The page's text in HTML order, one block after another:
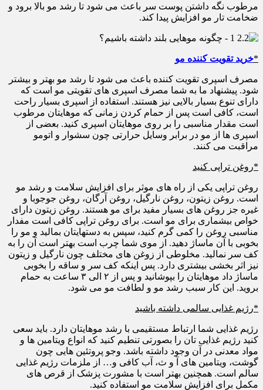
مرطوب نگه داشتن پوست سر باعث می شود تا رشد مو بالا برود و
ضخامت تار مو افزایش پیدا کند.
*خرید تقویت کننده مو
مصرف اسپری تقویت کننده باعث می شود تا رشد مو بهتر و بیشتر
شود. پیشنهاد ما به شما مصرف اسپری های تقویتی مو است که
دارای تنوع بسیار بالایی نیز هستند. استفاده از اسپری بسیار راحت
است، کافی است پس از حمام کردن زمانی که موهایتان مرطوب
است مقدار مناسبی را بر روی موهایتان اسپری کنید. بعضی از
اسپری ها از مو در برابر وسایل حرارتی چون سشوار و اتومو
مراقبت می کنند.
*روغن تراپی کنید
روغن تراپی یکی از راه های موثر برای افزایش سلامت و رشد مو
است. روغن زیتون، روغن نارگیل، روغن آرگان، روغن جوجوبا و
غیره جز روغن های بسیار مفید برای مو هستند. روغن زیتون دارای
خواص بیشماری برای مو است. برای روغن تراپی کافی است مفدار
مناسبی روغن را کمی گرم کنید، سپس به دستهایتان بمالید و مو را
بخوبی با آن ماساژ دهید. از موی شما چرب است بهتر است آن را به
کف سر نمالید. مخلوطی از زوغن های مختلف چون نارگیل و زیتون
نیز اثر بخشی بیشتری دارد. پس اینکه کف سر و ساقه را بخوبی
ماساژ داد موهایتان را بپوشانید و پس از ۲ الی ۳ ساعت به حمام
بروید. این کار سبب رشد مو و لطافت مو می شود.
*رژیم غذایی سالمی داشته باشید
رژیم غذایی شما ارتباط مستقیمی با رشد موهایتان دارد. باید سعی
کنید رژیم غذایی تان را بصورتی تنطیم کنید که انواع ویتامین ها و
مواد معدنی در آن وجود داشته باشد. وجو پروتئین هایی چون
گوشت، ویتامین های آ و ث، آب کافی و… از ملزمات رژیم غذایی
سالم است. همچنین بهتر است با مشورت پزشک از قرص های
مکمل برای افزایش سلامت مو استفاده کنید.